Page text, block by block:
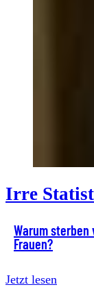
Irre
Warum sterben
Frauen?
Jetzt lesen